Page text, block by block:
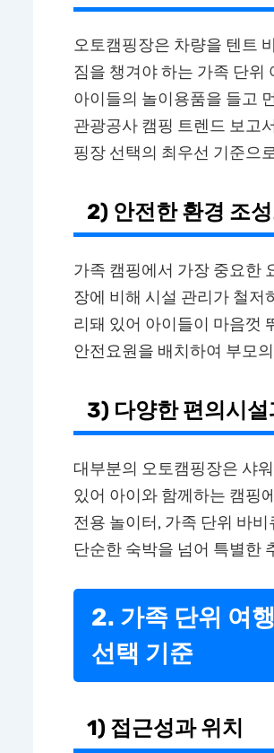
오토캠핑장은 차량을 텐트
짐을 챙겨야 하는 가족 단위
아이들의 놀이용품을 들고
관광공사 캠핑 트렌드 보고
핑장 선택의 최우선 기준으
2) 안전한 환경 조
가족 캠핑에서 가장 중요한
장에 비해 시설 관리가 철저
리돼 있어 아이들이 마음껏
안전요원을 배치하여 부모
3) 다양한 편의시
대부분의 오토캠핑장은 샤
있어 아이와 함께하는 캠핑
전용 놀이터, 가족 단위 바
단순한 숙박을 넘어 특별한
2. 가족 단위 여
선택 기준
1) 접근성과 위치